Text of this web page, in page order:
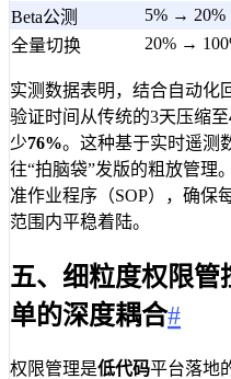
Beta公测
5% → 20%
全量切换
20% →
实测数据表明，结合自动化
验证时间从传统的3天压缩至
少76%。这种基于实时遥测
往“拍脑袋”发版的粗放管理
准作业程序（SOP），确保
范围内平稳着陆。
五、细粒度权限管
单的深度耦合#
权限管理是低代码平台落地